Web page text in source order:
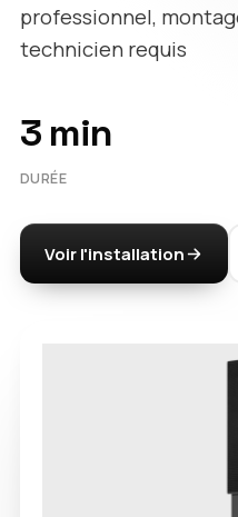
professionnel,
technicien requis
3 min
DURÉE
Voir l'installation